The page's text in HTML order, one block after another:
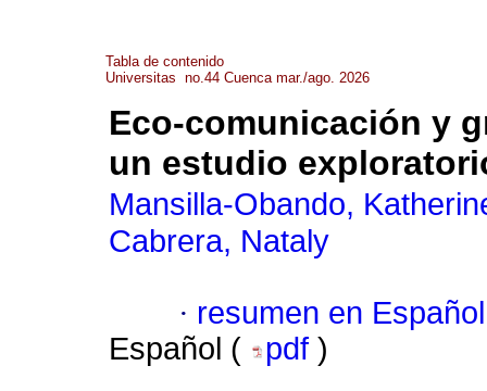
Tabla de contenido
Universitas no.44 Cuenca mar./ago. 2026
Eco-comunicación y
un estudio
Mansilla-Obando,
Cabrera, Nataly
· resumen en Español
Español (
pdf )